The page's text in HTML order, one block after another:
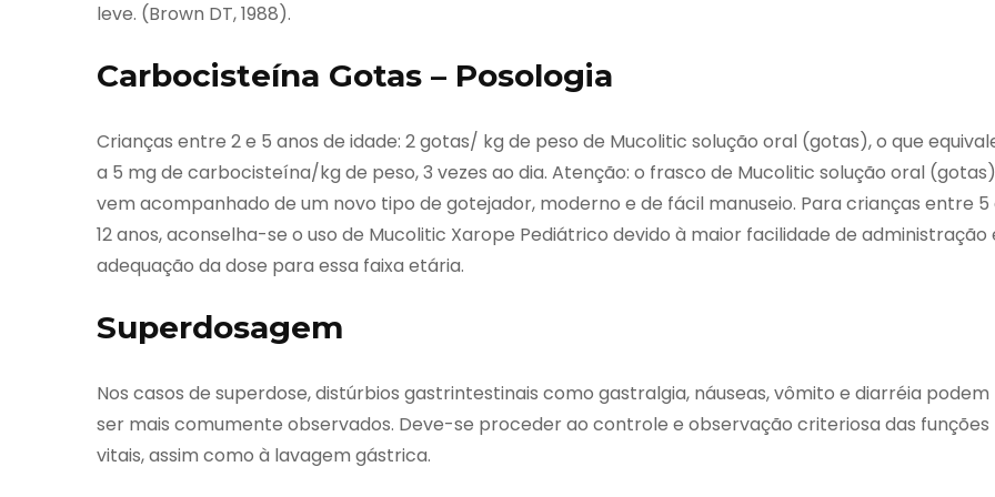
leve. (Brown DT, 1988).
Carbocisteína Gotas – Posologia
Crianças entre 2 e 5 anos de idade: 2 gotas/ kg de peso de Mucolitic solução oral (gotas), o que
a 5 mg de carbocisteína/kg de peso, 3 vezes ao dia. Atenção: o frasco de Mucolitic solução oral (gotas)
vem acompanhado de um novo tipo de gotejador, moderno e de fácil manuseio. Para crianças entre 5
12 anos, aconselha-se o uso de Mucolitic Xarope Pediátrico devido à maior facilidade de administração
adequação da dose para essa faixa etária.
Superdosagem
Nos casos de superdose, distúrbios gastrintestinais como gastralgia, náuseas, vômito e diarréia podem
ser mais comumente observados. Deve-se proceder ao controle e observação criteriosa das funções
vitais, assim como à lavagem gástrica.